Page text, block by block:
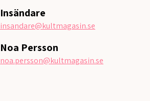
Insändare
insandare@kultmagasin.se
Noa Persson
noa.persson@kultmagasin.se